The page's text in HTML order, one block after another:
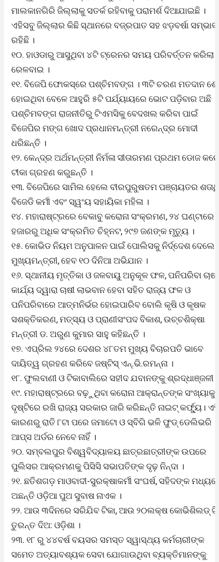
ମାଲକାନଗିରି ଜିଲ୍ଲାକୁ ସତର୍କ ରହିବାକୁ ପରାମର୍ଶ ଦିଆଯାଇଛି ।
ଏହିସବୁ ଜିଲ୍ଲାର କିଛି ସ୍ଥାନରେ ବଜ୍ରପାତ ସହ ଝଡ଼ବର୍ଷା
ରହିଛି ।
୧୦. ହାଓଡାରୁ ଆସୁଥିବା ୪ଟି ଟ୍ରେନର ସମୟ ପରିବର୍ତ୍ତନ କରିଲା
ରେଳବାଇ ।
୧୧. ବିଜେପି ଫୋକସ୍‌ରେ ପଶ୍ଚିମବଙ୍ଗ । ୩ଟି ଚରଣ ମତଦାନ
ହୋଇଥିବା ବେଳେ ଆହୁରି ୫ଟି ପର୍ଯ୍ୟାୟରେ ଭୋଟ ପଡ଼ିବାର ଅଛି ।
ପଶ୍ଚିମବଙ୍ଗ ରାଜନୀତିରୁ ଟିଏମସିକୁ ବେଦଖଲ କରିବା ପାଇଁ
ବିଜେପିର ମଙ୍ଗ ଖୋଦ ପ୍ରଧାନମନ୍ତ୍ରୀ ନରେନ୍ଦ୍ର ମୋଦୀ
ଧରିଛନ୍ତି ।
୧୨. କେନ୍ଦ୍ର ଅର୍ଥମନ୍ତ୍ରୀ ନିର୍ମଳା ସୀତାରମଣ ପ୍ରଥମ ଡୋଜ
ଟୀକା ଗ୍ରହଣ କରୁଛନ୍ତି ।
୧୩. ବିଜେପିରେ ସାମିଲ ହେଲେ ବୀରପୁରୁଷତମ ପଞ୍ଚାୟତର
ବିଜେଡି କର୍ମୀ ଏବଂ ସ୍ୱଂୟ ସହାୟିକା ମହିଳା ।
୧୪. ମହାରାଷ୍ଟ୍ରରେ ବେକାବୁ କରୋନା ସଂକ୍ରମଣ, ୨୪ ଘଣ୍ଟାରେ
ହଜାରରୁ ଅଧିକ ସଂକ୍ରମିତ ଚିହ୍ନଟ, ୨୯୭ ଜଣଙ୍କ ମୃତ୍ୟୁ ।
୧୫. କୋଭିଡ ନିୟମ ଅନୁପାଳନ ପାଇଁ ପୋଲିସକୁ ନିର୍ଦ୍ଦେଶ ଦେଲେ
ମୁଖ୍ୟମନ୍ତ୍ରୀ, ହେବ ୧୦ ଦିନିଆ ଅଭିଯାନ ।
୧୬. ସ୍ଥାନୀୟ ମୃତ୍ତିକା ଓ ଜଳବାୟୁ ଅନୁକୂଳ ଫଳ, ପନିପରିବା ଚାଷ
କାର୍ଯ୍ୟ ଦ୍ୱାରା ଚାଷୀ ଲାଭବାନ ହେବା ସହିତ ରାଜ୍ୟ ଫଳ ଓ
ପନିପରିବାରେ ଆତ୍ମନିର୍ଭର ହୋଇପାରିବ ବୋଲି କୃଷି ଓ କୃଷକ
ସଶକ୍ତିକରଣ, ମତ୍ସ୍ୟ ଓ ପ୍ରାଣୀସଂପଦ ବିକାଶ, ଉଚ୍ଚଶିକ୍ଷା
ମନ୍ତ୍ରୀ ଡ. ଅରୁଣ କୁମାର ସାହୁ କହିଛନ୍ତି ।
୧୭. ଏପ୍ରିଲ ୨୪ରେ ଦେଶର ୪୮ତମ ମୁଖ୍ୟ ବିଚାରପତି ଭାବେ
ଦାୟିତ୍ୱ ଗ୍ରହଣ କରିବେ ଜଷ୍ଟିସ୍ ଏନ୍.ଭି.ରମନ୍ନା ।
୧୮. ଫୁଲବାଣୀ ଓ ଟିକାବାଲିରେ ସହୀଦ ଯବାନଙ୍କୁ ଶ୍ରଦ୍ଧାଞ୍ଜଳୀ ।
୧୯. ମହାରାଷ୍ଟ୍ରରେ ବଢ଼ୁଥିବା କରୋନା ଆକ୍ରାନ୍ତଙ୍କ ସଂଖ୍ୟାକୁ
ଦୃଷ୍ଟିରେ ରଖି ରାଜ୍ୟ ସରକାର ଜାରି କରିଛନ୍ତି ନାଇଟ୍ କର୍ଫ୍ୟୁ। ଏହି
କାରଣରୁ ରାତି ୮ଟା ପରେ ଜମାଟୋ ଓ ସ୍ବିଗି ଭଳି ଫୁଡ୍ ଡେଲିଭରି
ଆପ୍ସ ଅର୍ଡର ନେବେ ନାହିଁ ।
୨୦. ସମ୍ବଲପୁର ବିଶ୍ୱବିଦ୍ୟାଳୟ ଛାତ୍ରଛାତ୍ରୀଙ୍କ ଉପରେ
ପୁଲିସର ଆକ୍ରମଣକୁ ପିସିସି ସଭାପତିଙ୍କ ଦୃଢ଼ ନିନ୍ଦା ।
୨୧. ଛତିଶଗଡ଼ ମାଓବାଦୀ-ସୁରକ୍ଷାକର୍ମୀ ସଂଘର୍ଷ, ସହିଦଙ୍କ
ଅଛନ୍ତି ଓଡ଼ିଆ ପୁଅ ସୁବାଷ ନାଏକ ।
୨୨. ଆଉ ୩ଦିନରେ ସରିଯିବ ଟିକା, ଆଉ ୨୦ଲକ୍ଷ କୋଭିଶିଲଡ୍
ତୁରନ୍ତ ଦିଅ: ଓଡ଼ିଶା ।
୨୩. ୧୮ ରୁ ୪୪ବର୍ଷ ବୟସର ସମସ୍ତ ସ୍ୱାସ୍ଥ୍ୟ କର୍ମଚାରୀଙ୍କ
ସମେତ ଅତ୍ୟାବଶ୍ୟକ ସେବା ଯୋଗାଉଥିବା ବ୍ୟକ୍ତିମାନଙ୍କୁ